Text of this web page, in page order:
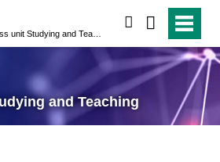
and Teaching